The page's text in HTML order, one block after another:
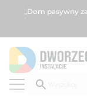
„Dom pasywny